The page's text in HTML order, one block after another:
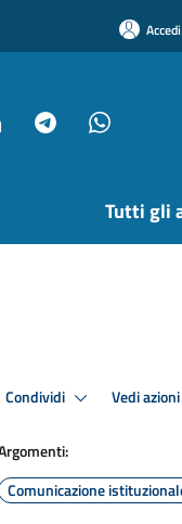
Tutti gli
Condividi Vedi azioni
Comunicazione